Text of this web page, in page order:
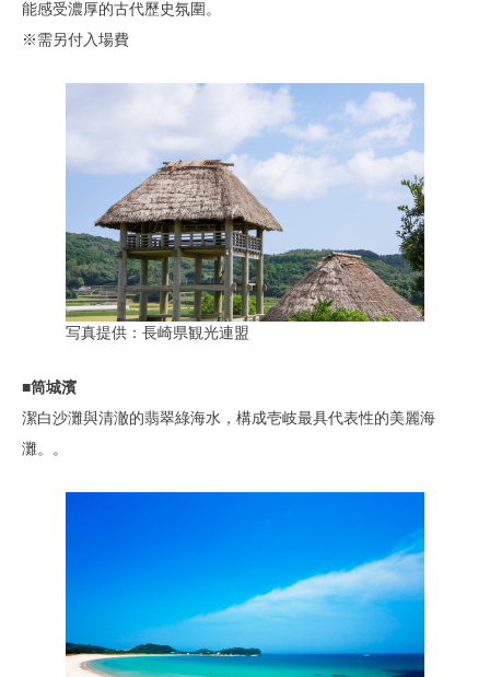
能感受濃厚的古代歷史氛圍。
※需另付入場費
写真提供：長崎県観光連盟
■筒城濱
潔白沙灘與清澈的翡翠綠海水，構成壱岐最具代表性的美麗海
灘。。